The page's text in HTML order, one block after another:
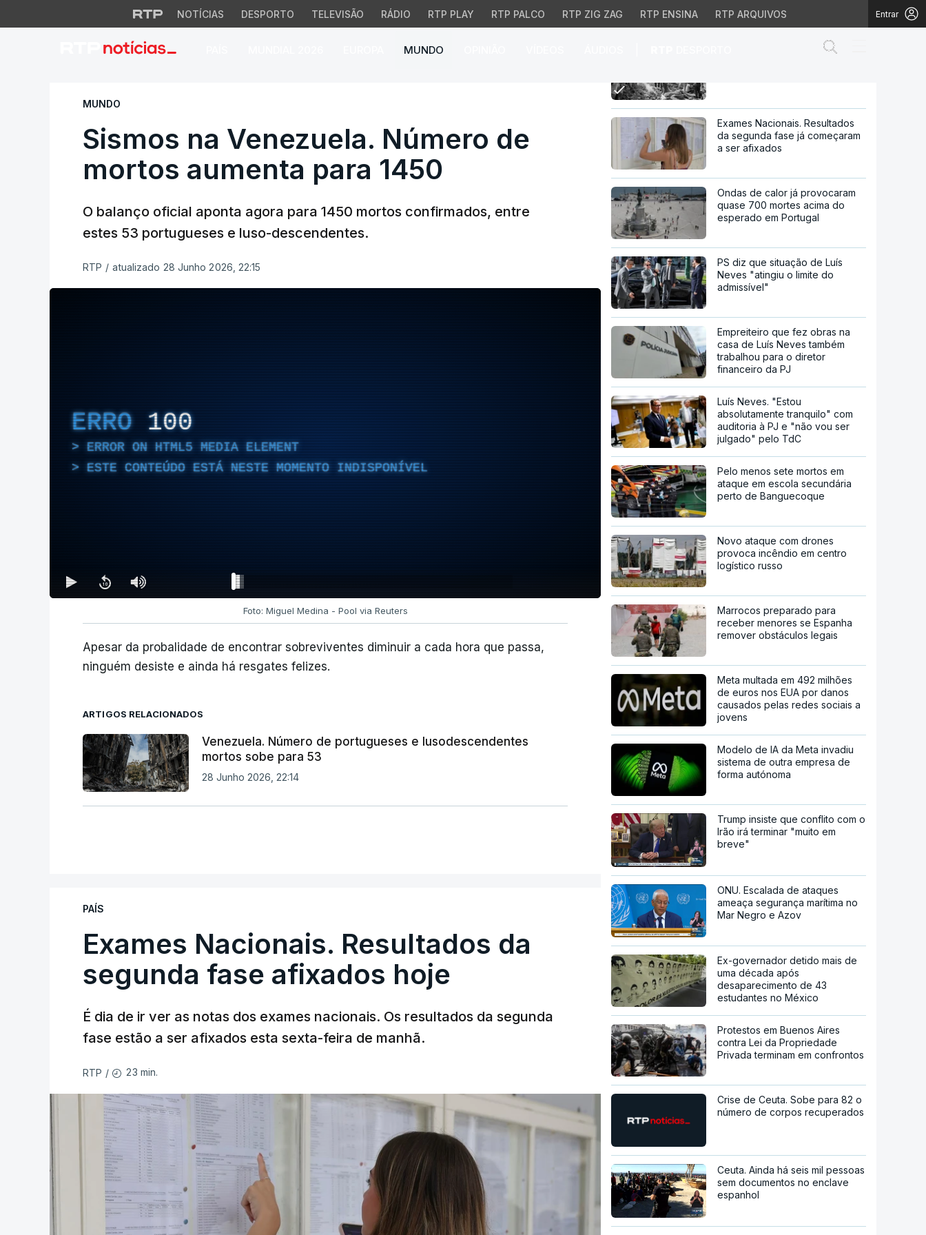
NOTÍCIAS DESPORTO TELEVISÃO RÁDIO RTP PLAY RTP PALCO RTP ZIG ZAG RTP ENSINA RTP ARQUIVOS Entrar
MUNDO
Sismos na Venezuela. Número de mortos aumenta para 1450
MUNDO
Sismos na Venezuela. Número de
mortos aumenta para 1450
O balanço oficial aponta agora para 1450 mortos confirmados, entre
estes 53 portugueses e luso-descendentes.
RTP / atualizado 28 Junho 2026, 22:15
ERRO 100
ERROR ON HTML5 MEDIA ELEMENT
ESTE CONTEÚDO ESTÁ NESTE MOMENTO INDISPONÍVEL
Foto: Miguel Medina - Pool via Reuters
Apesar da probalidade de encontrar sobreviventes diminuir a cada hora que passa,
ninguém desiste e ainda há resgates felizes.
ARTIGOS RELACIONADOS
Venezuela. Número de portugueses e lusodescendentes
mortos sobe para 53
28 Junho 2026, 22:14
PAÍS
Exames Nacionais. Resultados da
segunda fase afixados hoje
É dia de ir ver as notas dos exames nacionais. Os resultados da segunda
fase estão a ser afixados esta sexta-feira de manhã.
RTP / 23 min.
Sismos na Venezuela. Número
Exames Nacionais. Resultados
da segunda fase já começaram
a ser afixados
Ondas de calor já provocaram
quase 700 mortes acima do
esperado em Portugal
PS diz que situação de Luís
Neves "atingiu o limite do
admissível"
Empreiteiro que fez obras na
casa de Luís Neves também
trabalhou para o diretor
financeiro da PJ
Luís Neves. "Estou
absolutamente tranquilo" com
auditoria à PJ e "não vou ser
julgado" pelo TdC
Pelo menos sete mortos em
ataque em escola secundária
perto de Banguecoque
Novo ataque com drones
provoca incêndio em centro
logístico russo
Marrocos preparado para
receber menores se Espanha
remover obstáculos legais
Meta multada em 492 milhões
de euros nos EUA por danos
causados pelas redes sociais a
jovens
Modelo de IA da Meta invadiu
sistema de outra empresa de
forma autónoma
Trump insiste que conflito com o
Irão irá terminar "muito em
breve"
ONU. Escalada de ataques
ameaça segurança marítima no
Mar Negro e Azov
Ex-governador detido mais de
uma década após
desaparecimento de 43
estudantes no México
Protestos em Buenos Aires
contra Lei da Propriedade
Privada terminam em confrontos
Crise de Ceuta. Sobe para 82 o
número de corpos recuperados
Ceuta. Ainda há seis mil pessoas
sem documentos no enclave
espanhol